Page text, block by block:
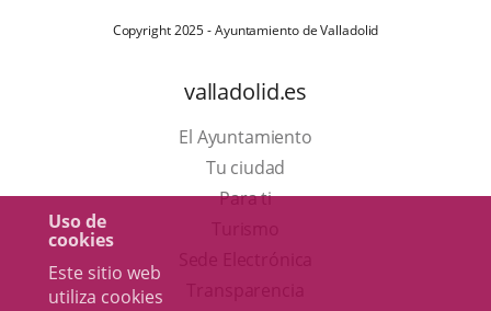
Uso de
cookies
Este sitio web
utiliza cookies
Copyright 2025 - Ayuntamiento de Valladolid
valladolid.es
El Ayuntamiento
Tu ciudad
Para ti